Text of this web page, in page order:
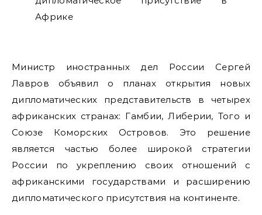
Министр иностранных дел России Сергей
Лавров объявил о планах открытия новых
дипломатических представительств в четырех
африканских странах: Гамбии, Либерии, Того и
Союзе Коморских Островов. Это решение
является частью более широкой стратегии
России по укреплению своих отношений с
африканскими государствами и расширению
дипломатического присутствия на континенте.